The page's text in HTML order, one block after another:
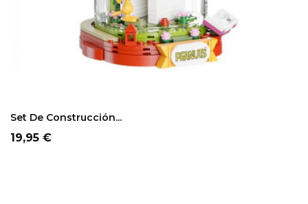
Set De Construcción...
Precio
19,95 €